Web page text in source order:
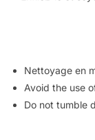
Nettoyage en
Avoid the use
Do not tumble